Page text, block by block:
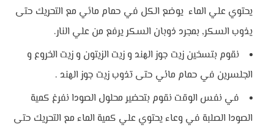
يحتوي علي الماء يوضع الكل في حمام مائي مع التحريك حتى
يذوب السكر, بمجرد ذوبان السكر يرفع من علي النار.
نقوم بتسخين زيت جوز الهند و زيت الزيتون و زيت الخروع و
الجلسرين في حمام مائي حتى تذوب زيت جوز الهند .
في نفس الوقت نقوم بتحضير محلول الصودا نفرغ كمية
الصودا الصلبة في وعاء يحتوي علي كمية الماء مع التحريك حتى